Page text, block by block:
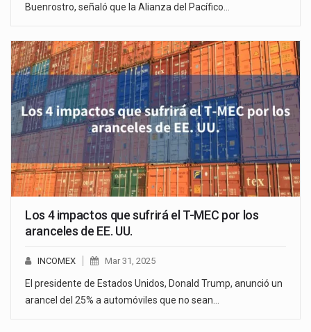
Buenrostro, señaló que la Alianza del Pacífico…
Los 4 impactos que sufrirá el T-MEC por los
aranceles de EE. UU.
INCOMEX Mar 31, 2025
El presidente de Estados Unidos, Donald Trump, anunció un
arancel del 25% a automóviles que no sean…